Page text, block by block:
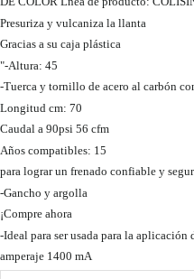
Presuriza y vulcaniza la llanta
Gracias a su caja plástica
"-Altura: 45
-Tuerca y tornillo de acero al carbón
Longitud cm: 70
Caudal a 90psi 56 cfm
Años compatibles: 15
para lograr un frenado confiable y
-Gancho y argolla
¡Compre ahora
-Ideal para ser usada para la
amperaje 1400 mA